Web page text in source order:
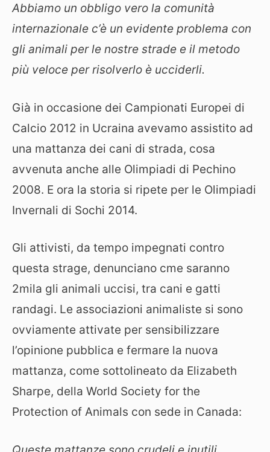
Abbiamo un obbligo vero la comunità
internazionale c’è un evidente problema con
gli animali per le nostre strade e il metodo
più veloce per risolverlo è ucciderli.
Già in occasione dei Campionati Europei di
Calcio 2012 in Ucraina avevamo assistito ad
una mattanza dei cani di strada, cosa
avvenuta anche alle Olimpiadi di Pechino
2008. E ora la storia si ripete per le Olimpiadi
Invernali di Sochi 2014.
Gli attivisti, da tempo impegnati contro
questa strage, denunciano cme saranno
2mila gli animali uccisi, tra cani e gatti
randagi. Le associazioni animaliste si sono
ovviamente attivate per sensibilizzare
l’opinione pubblica e fermare la nuova
mattanza, come sottolineato da Elizabeth
Sharpe, della World Society for the
Protection of Animals con sede in Canada: